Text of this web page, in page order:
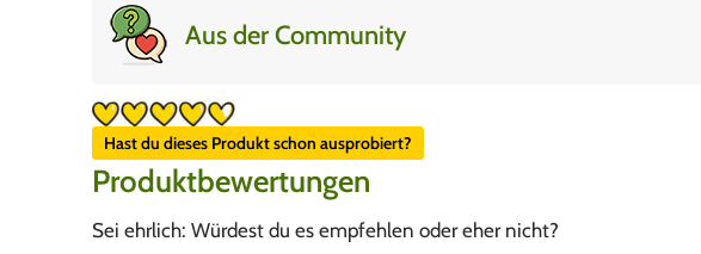
Aus der Community
Hast du dieses Produkt schon ausprobiert?
Produktbewertungen
Sei ehrlich: Würdest du es empfehlen oder eher nicht?